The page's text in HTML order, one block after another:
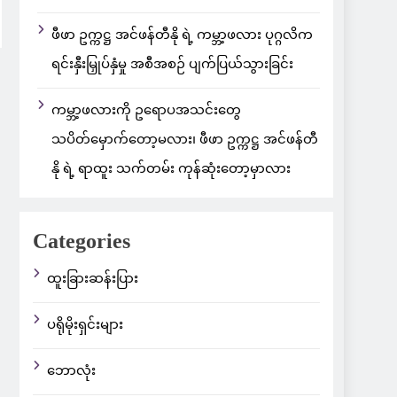
ဖီဖာ ဥက္ကဋ္ဌ အင်ဖန်တီနို ရဲ့ ကမ္ဘာ့ဖလား ပုဂ္ဂလိက
ရင်းနှီးမြှုပ်နှံမှု အစီအစဉ် ပျက်ပြယ်သွားခြင်း
ကမ္ဘာ့ဖလားကို ဥရောပအသင်းတွေ
သပိတ်မှောက်တော့မလား၊ ဖီဖာ ဥက္ကဋ္ဌ အင်ဖန်တီ
နို ရဲ့ ရာထူး သက်တမ်း ကုန်ဆုံးတော့မှာလား
Categories
ထူးခြားဆန်းပြား
ပရိုမိုးရှင်းများ
ဘောလုံး